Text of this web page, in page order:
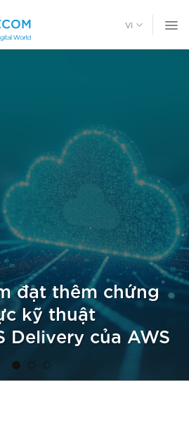
VI
đạt thêm chứng
kỹ thuật
Delivery của AWS